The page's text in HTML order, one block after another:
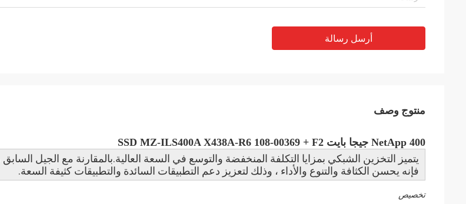
أرسل رسالة
منتوج وصف
NetApp 400 جيجا بايت SSD MZ-ILS400A X438A-R6 108-00369 + F2
يتميز التخزين الشبكي بمزايا التكلفة المنخفضة والتوسع في السعة العالية.بالمقارنة مع الجيل
فإنه يحسن الكثافة والتنوع والأداء ، وذلك لتعزيز دعم التطبيقات السائدة والتطبيقات كثيفة السعة.
تخصيص